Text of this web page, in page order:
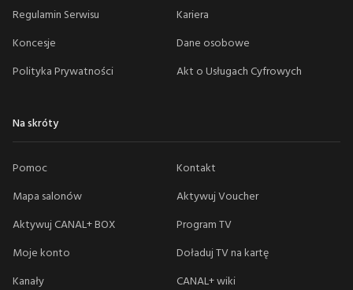
Regulamin Serwisu
Kariera
Koncesje
Dane osobowe
Polityka Prywatności
Akt o Usługach Cyfrowych
Na skróty
Pomoc
Kontakt
Mapa salonów
Aktywuj Voucher
Aktywuj CANAL+ BOX
Program TV
Moje konto
Doładuj TV na kartę
Kanały
CANAL+ wiki